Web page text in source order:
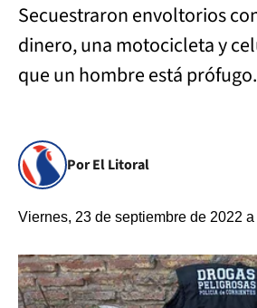
Secuestraron envoltorios
dinero, una motocicleta y
que un hombre está prófugo.
Por El Litoral
Viernes, 23 de septiembre de 2022